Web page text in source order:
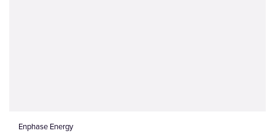
Enphase Energy